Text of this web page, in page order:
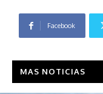
Facebook
MAS NOTICIAS